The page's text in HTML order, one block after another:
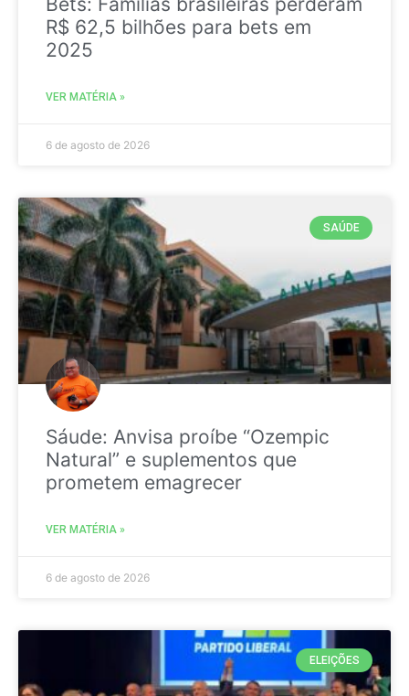
R$ 62,5 bilhões para bets em
2025
VER MATÉRIA »
6 de agosto de 2026
SAÚDE
Sáude: Anvisa proíbe “Ozempic
Natural” e suplementos que
prometem emagrecer
VER MATÉRIA »
6 de agosto de 2026
ELEIÇÕES